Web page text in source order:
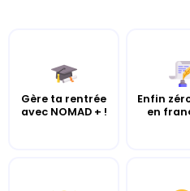
Gère ta rentrée
avec NOMAD + !
Enfin
en